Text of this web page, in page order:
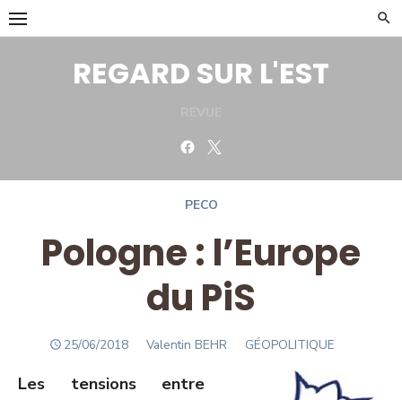
Skip
to
REGARD SUR L'EST
Facebook
PECO
Pologne : l’Europe
du PiS
POSTED
25/06/2018 Author
Valentin BEHR GÉOPOLITIQUE
Les tensions entre